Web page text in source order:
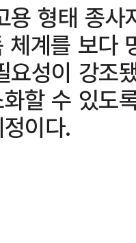
용 형태 종
체계를 보다
요성이 강조
할 수 있도
이다.